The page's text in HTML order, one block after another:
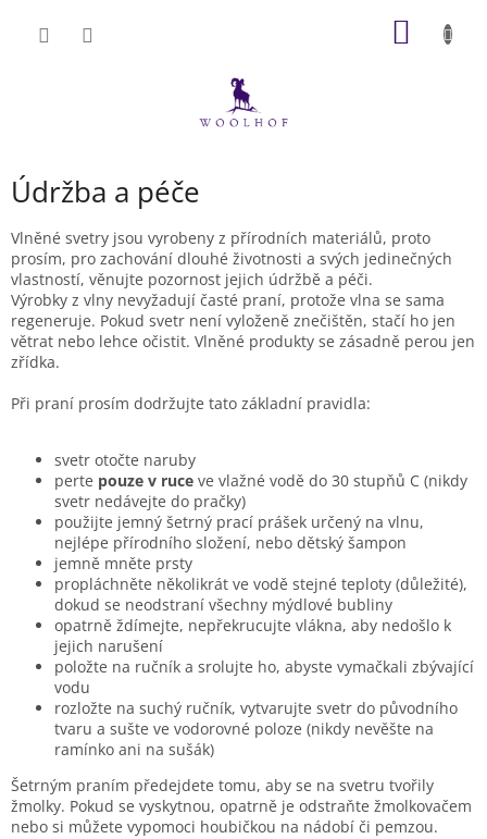
Údržba a péče
Vlněné svetry jsou vyrobeny z přírodních materiálů, proto
prosím, pro zachování dlouhé životnosti a svých jedinečných
vlastností, věnujte pozornost jejich údržbě a péči.
Výrobky z vlny nevyžadují časté praní, protože vlna se sama
regeneruje. Pokud svetr není vyloženě znečištěn, stačí ho jen
větrat nebo lehce očistit. Vlněné produkty se zásadně perou jen
zřídka.
Při praní prosím dodržujte tato základní pravidla:
svetr otočte naruby
perte pouze v ruce ve vlažné vodě do 30 stupňů C (nikdy
svetr nedávejte do pračky)
použijte jemný šetrný prací prášek určený na vlnu,
nejlépe přírodního složení, nebo dětský šampon
jemně mněte prsty
propláchněte několikrát ve vodě stejné teploty (důležité),
dokud se neodstraní všechny mýdlové bubliny
opatrně ždímejte, nepřekrucujte vlákna, aby nedošlo k
jejich narušení
položte na ručník a srolujte ho, abyste vymačkali zbývající
vodu
rozložte na suchý ručník, vytvarujte svetr do původního
tvaru a sušte ve vodorovné poloze (nikdy nevěšte na
ramínko ani na sušák)
Šetrným praním předejdete tomu, aby se na svetru tvořily
žmolky. Pokud se vyskytnou, opatrně je odstraňte žmolkovačem
nebo si můžete vypomoci houbičkou na nádobí či pemzou.